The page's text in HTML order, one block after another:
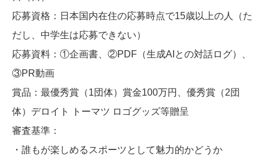
応募資格：日本国内在住の応募時点で15歳以上の人（た
だし、中学生は応募できない）
応募資料：①企画書、②PDF（生成AIとの対話ログ）、
③PR動画
賞品：最優秀賞（1団体）賞金100万円、優秀賞（2団
体）デロイト トーマツ ロゴグッズ等贈呈
審査基準：
・誰もが楽しめるスポーツとして魅力的かどうか